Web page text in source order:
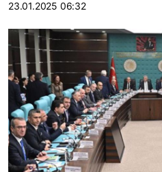
23.01.2025 06:32